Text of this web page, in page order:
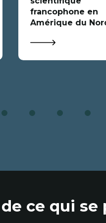
francophone en
Amérique du
ce qui se